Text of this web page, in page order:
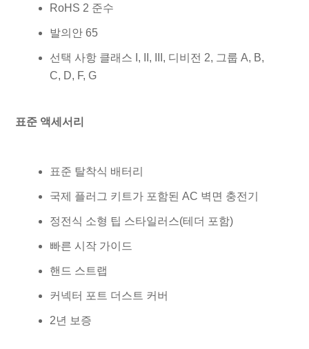
RoHS 2 준수
발의안 65
선택 사항 클래스 I, II, III, 디비전 2, 그룹 A, B,
C, D, F, G
표준 액세서리
표준 탈착식 배터리
국제 플러그 키트가 포함된 AC 벽면 충전기
정전식 소형 팁 스타일러스(테더 포함)
빠른 시작 가이드
핸드 스트랩
커넥터 포트 더스트 커버
2년 보증